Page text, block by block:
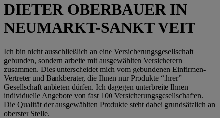
DIETER OBERBAUER IN
NEUMARKT-SANKT VEIT
Ich bin nicht ausschließlich an eine Versicherungsgesellschaft
gebunden, sondern arbeite mit ausgewählten Versicherern
zusammen. Dies unterscheidet mich vom gebundenen Einfirmen-
Vertreter und Bankberater, die Ihnen nur Produkte “ihrer”
Gesellschaft anbieten dürfen. Ich dagegen unterbreite Ihnen
individuelle Angebote von fast 100 Versicherungsgesellschaften.
Die Qualität der ausgewählten Produkte steht dabei grundsätzlich an
oberster Stelle.